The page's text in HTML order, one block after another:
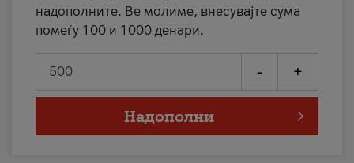
надополните. Ве молиме, внесувајте сума
помеѓу 100 и 1000 денари.
- +
Надополни